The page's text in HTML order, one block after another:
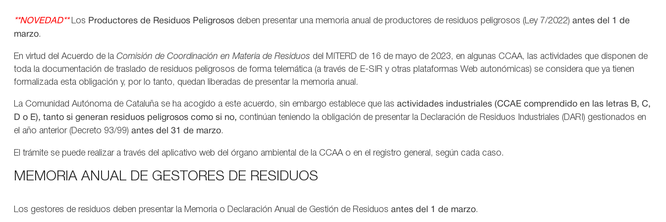
**NOVEDAD**Los Productores de Residuos Peligrosos deben presentar una memoria anual de productores de residuos peligrosos (Ley 7/2022) antes del 1 de
marzo.
En virtud del Acuerdo de la Comisión de Coordinación en Materia de Residuos del MITERD de 16 de mayo de 2023, en algunas CCAA, las actividades que disponen de
toda la documentación de traslado de residuos peligrosos de forma telemática (a través de E-SIR y otras plataformas Web autonómicas) se considera que ya tienen
formalizada esta obligación y, por lo tanto, quedan liberadas de presentar la memoria anual.
La Comunidad Autónoma de Cataluña se ha acogido a este acuerdo, sin embargo establece que las actividades industriales (CCAE comprendido en las letras B, C,
D o E), tanto si generan residuos peligrosos como si no, continúan teniendo la obligación de presentar la Declaración de Residuos Industriales (DARI) gestionados en
el año anterior (Decreto 93/99) antes del 31 de marzo.
El trámite se puede realizar a través del aplicativo web del órgano ambiental de la CCAA o en el registro general, según cada caso.
MEMORIA ANUAL DE GESTORES DE RESIDUOS
Los gestores de residuos deben presentar la Memoria o Declaración Anual de Gestión de Residuos antes del 1 de marzo.